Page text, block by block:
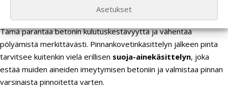
Asetukset
Betonilattioissa käytetään useinpinnankovetinta
ja kovettaa betonin pintakerroksen kemiallisen reaktion kautta.
Tämä parantaa betonin kulutuskestävyyttä ja vähentää
pölyämistä merkittävästi. Pinnankovetinkäsittelyn jälkeen pinta
tarvitsee kuitenkin vielä erillisen suoja-ainekäsittelyn, joka
estää muiden aineiden imeytymisen betoniin ja valmistaa pinnan
varsinaista pinnoitetta varten.